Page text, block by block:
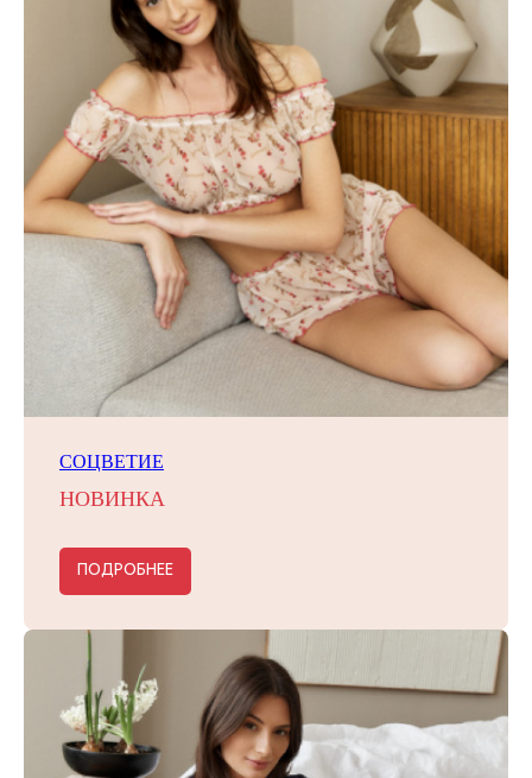
СОЦВЕТИЕ
НОВИНКА
ПОДРОБНЕЕ